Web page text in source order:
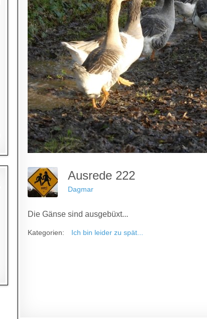
Ausrede 222
Dagmar
Die Gänse sind ausgebüxt...
Kategorien: Ich bin leider zu spät...